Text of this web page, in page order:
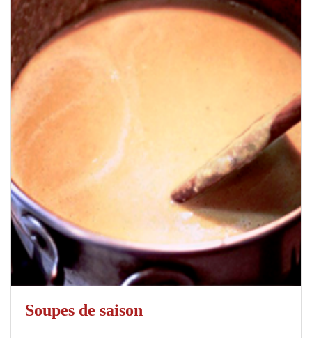
Soupes de saison